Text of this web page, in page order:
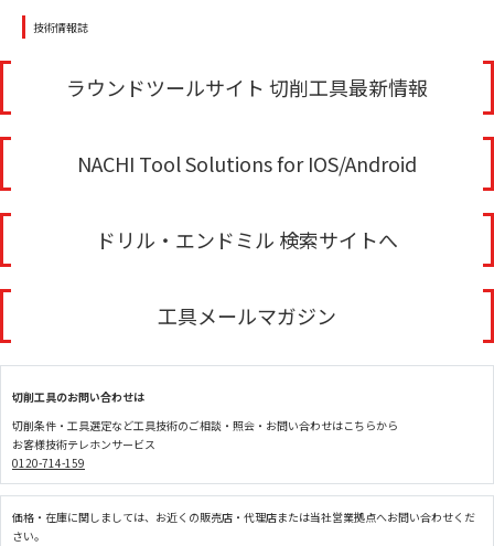
技術情報誌
ラウンドツールサイト 切削工具最新情報
NACHI Tool Solutions for IOS/Android
ドリル・エンドミル 検索サイトへ
工具メールマガジン
切削工具のお問い合わせは
切削条件・工具選定など工具技術のご相談・照会・お問い合わせはこちらから
お客様技術テレホンサービス
0120-714-159
価格・在庫に関しましては、お近くの販売店・代理店または当社営業拠点へお問い合わせくだ
さい。